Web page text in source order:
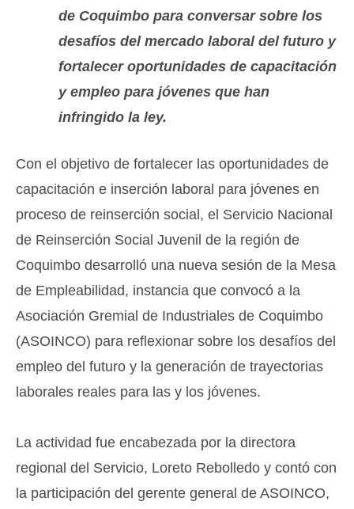
de Coquimbo para conversar sobre los
desafíos del mercado laboral del futuro y
fortalecer oportunidades de capacitación
y empleo para jóvenes que han
infringido la ley.
Con el objetivo de fortalecer las oportunidades de
capacitación e inserción laboral para jóvenes en
proceso de reinserción social, el Servicio Nacional
de Reinserción Social Juvenil de la región de
Coquimbo desarrolló una nueva sesión de la Mesa
de Empleabilidad, instancia que convocó a la
Asociación Gremial de Industriales de Coquimbo
(ASOINCO) para reflexionar sobre los desafíos del
empleo del futuro y la generación de trayectorias
laborales reales para las y los jóvenes.
La actividad fue encabezada por la directora
regional del Servicio, Loreto Rebolledo y contó con
la participación del gerente general de ASOINCO,